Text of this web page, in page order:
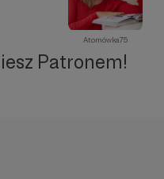
Atomówka75
Patronem!